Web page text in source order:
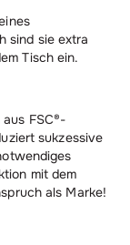
sind sie extra
Tisch ein.
FSC®-
sukzessive
mit dem
als Marke!